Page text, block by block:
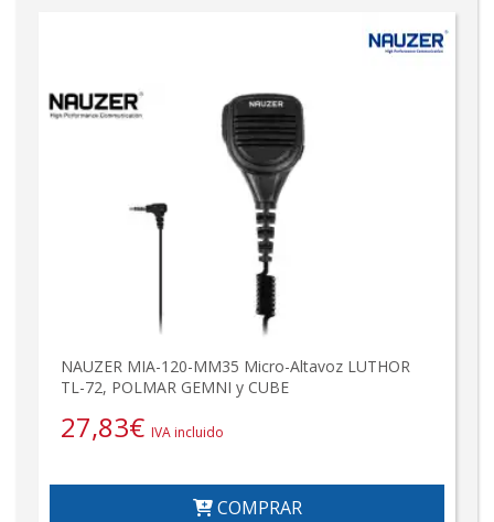
NAUZER MIA-120-MM35 Micro-Altavoz LUTHOR
TL-72, POLMAR GEMNI y CUBE
27,83€ IVA incluido
COMPRAR